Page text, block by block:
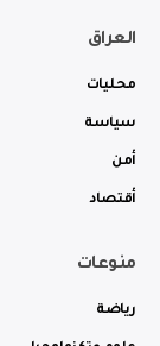
العراق
محليات
سياسة
أمن
أقتصاد
منوعات
رياضة